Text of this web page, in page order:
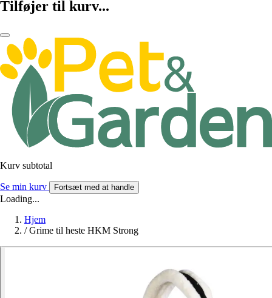
Tilføjer til kurv...
Kurv subtotal
Se min kurv Fortsæt med at handle
Loading...
Hjem
/ Grime til heste HKM Strong